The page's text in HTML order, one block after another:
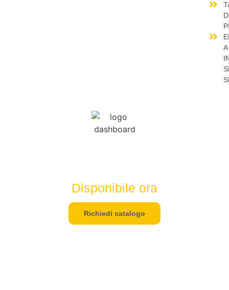
A
Disponibile ora
Richiedi catalogo